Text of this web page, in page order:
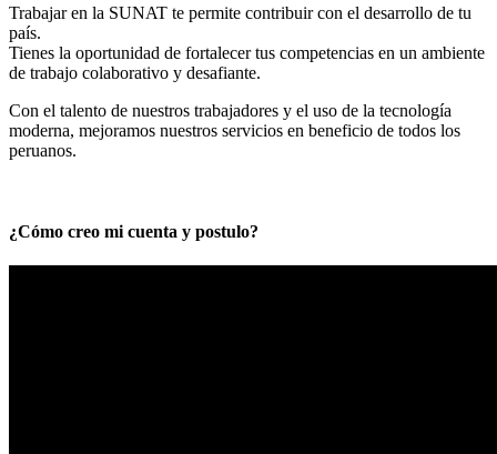
Trabajar en la SUNAT te permite contribuir con el desarrollo de tu
país.
Tienes la oportunidad de fortalecer tus competencias en un ambiente
de trabajo colaborativo y desafiante.
Con el talento de nuestros trabajadores y el uso de la tecnología
moderna, mejoramos nuestros servicios en beneficio de todos los
peruanos.
¿Cómo creo mi cuenta y postulo?